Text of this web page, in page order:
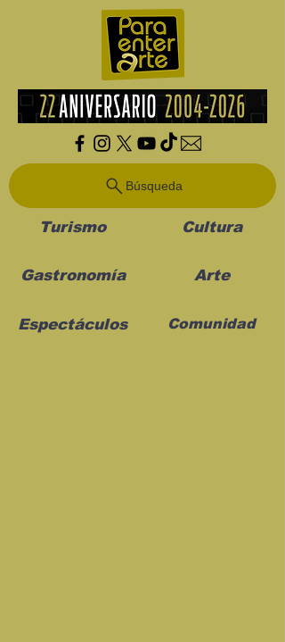
Búsqueda
Turismo Cultura
Gastronomía Arte
Espectáculos Comunidad